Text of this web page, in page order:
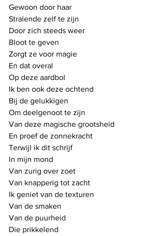
Gewoon door haar
Stralende zelf te zijn
Door zich steeds weer
Bloot te geven
Zorgt ze voor magie
En dat overal
Op deze aardbol
Ik ben ook deze ochtend
Bij de gelukkigen
Om deelgenoot te zijn
Van deze magische grootsheid
En proef de zonnekracht
Terwijl ik dit schrijf
In mijn mond
Van zurig over zoet
Van knapperig tot zacht
Ik geniet van de texturen
Van de smaken
Van de puurheid
Die prikkelend